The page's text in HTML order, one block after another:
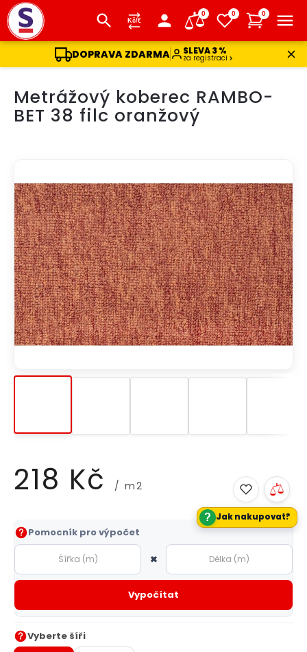
DOPRAVA ZDARMA SLEVA 3 %
za registraci
0 0 0
obsahMetrážový koberec RAMBO-
BET 38 filc oranžový
218 Kč / m2
Měrná
cena:
Pomocník pro výpočet
×
Vypočítat
Vyberte šíři
? Jak nakupovat?